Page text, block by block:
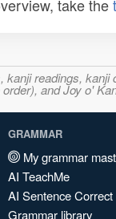
take the
readings,
and Joy o'
GRAMMAR
My grammar
AI TeachMe
AI Sentence Correct
Grammar library